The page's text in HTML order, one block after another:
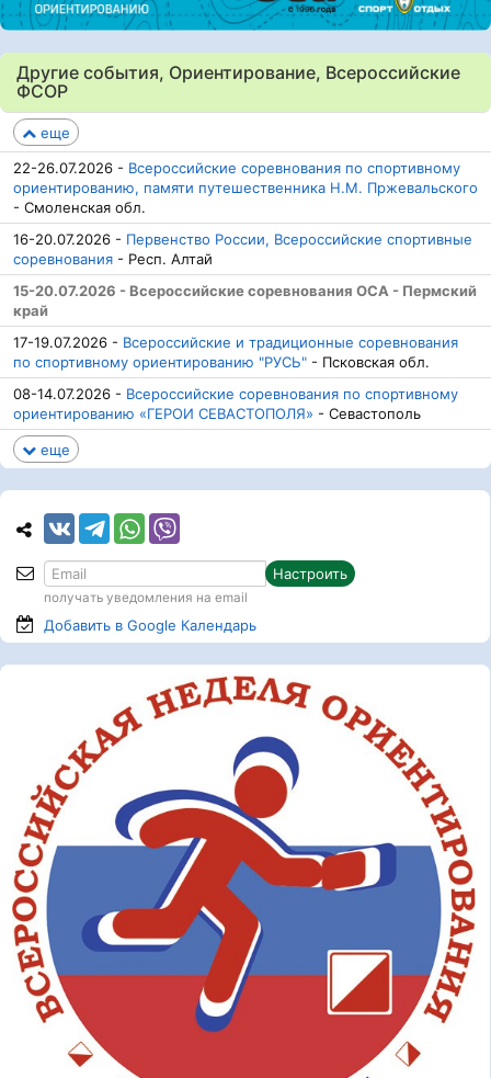
Другие события, Ориентирование, Всероссийские
ФСОР
еще
22-26.07.2026 - Всероссийские соревнования по спортивному
ориентированию, памяти путешественника Н.М. Пржевальского
- Смоленская обл.
16-20.07.2026 - Первенство России, Всероссийские спортивные
соревнования - Респ. Алтай
15-20.07.2026 - Всероссийские соревнования ОСА - Пермский
край
17-19.07.2026 - Всероссийские и традиционные соревнования
по спортивному ориентированию "РУСЬ" - Псковская обл.
08-14.07.2026 - Всероссийские соревнования по спортивному
ориентированию «ГЕРОИ СЕВАСТОПОЛЯ» - Севастополь
еще
Настроить
получать уведомления на email
Добавить в Google Календарь